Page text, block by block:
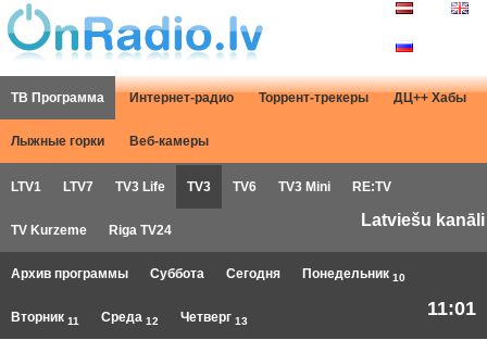
ТВ Программа Интернет-радио Торрент-трекеры ДЦ++ Хабы
Лыжные горки Веб-камеры
LTV1 LTV7 TV3 Life TV3 TV6 TV3 Mini RE:TV
TV Kurzeme Riga TV24
Latviešu kanāli
Архив программы Суббота Сегодня Понедельник 10
Вторник 11 Среда 12 Четверг 13
11:01